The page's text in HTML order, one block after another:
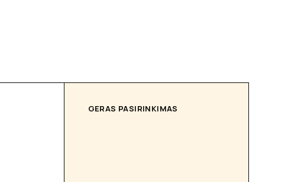
GERAS PASIRINKIMAS